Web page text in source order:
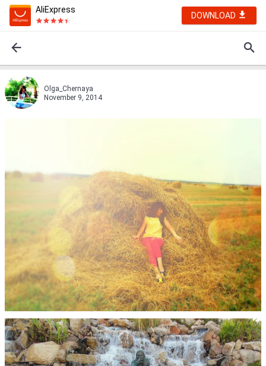
AliExpress
DOWNLOAD
Olga_Chernaya
November 9, 2014